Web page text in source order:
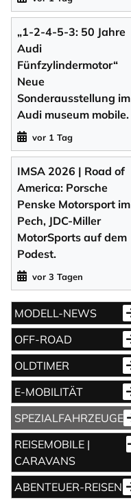
„1-2-4-5-3: 50 Jahre
Audi
Fünfzylindermotor“
Neue
Sonderausstellung im
Audi museum mobile.
vor 1 Tag
IMSA 2026 | Road of
America: Porsche
Penske Motorsport im
Pech, JDC-Miller
MotorSports auf dem
Podest.
vor 3 Tagen
MODELL-NEWS
OFF-ROAD
OLDTIMER
E-MOBILITÄT
SPEZIALFAHRZEUGE
REISEMOBILE |
CARAVANS
ABENTEUER-REISEN